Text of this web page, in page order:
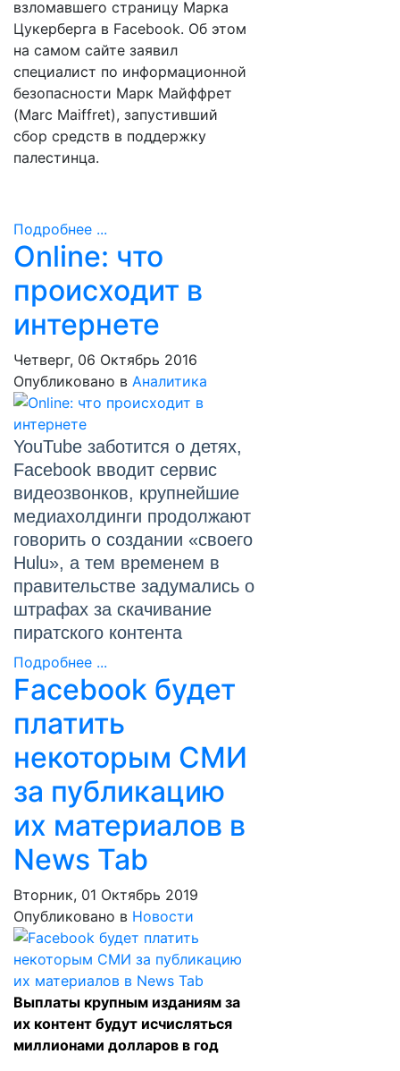
взломавшего страницу Марка
Цукерберга в Facebook. Об этом
на самом сайте заявил
специалист по информационной
безопасности Марк Майффрет
(Marc Maiffret), запустивший
сбор средств в поддержку
палестинца.
Подробнее ...
Online: что
происходит в
интернете
Четверг, 06 Октябрь 2016
Опубликовано в Аналитика
YouTube заботится о детях,
Facebook вводит сервис
видеозвонков, крупнейшие
медиахолдинги продолжают
говорить о создании «своего
Hulu», а тем временем в
правительстве задумались о
штрафах за скачивание
пиратского контента
Подробнее ...
Facebook будет
платить
некоторым СМИ
за публикацию
их материалов в
News Tab
Вторник, 01 Октябрь 2019
Опубликовано в Новости
Выплаты крупным изданиям за
их контент будут исчисляться
миллионами долларов в год